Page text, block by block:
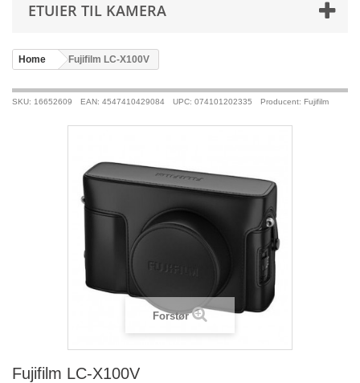
ETUIER TIL KAMERA
Home >Fujifilm LC-X100V
SKU: 16652609 EAN: 4547410429084 UPC: 074101202335 Producent: Fujifilm
Forstør
Fujifilm LC-X100V